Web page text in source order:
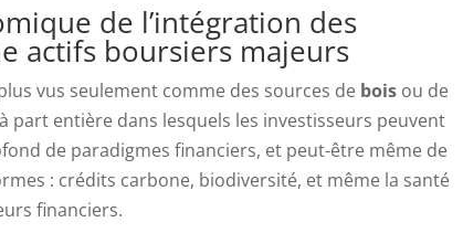
de l’intégration des
actifs boursiers majeurs
vus seulement comme des sources de bois ou de
part entière dans lesquels les investisseurs peuvent
de paradigmes financiers, et peut-être même de
: crédits carbone, biodiversité, et même la santé
financiers.